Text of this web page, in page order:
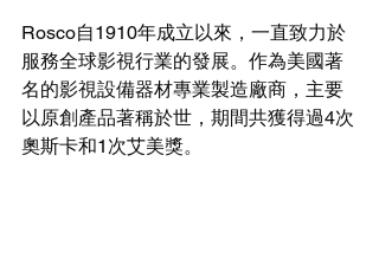
Rosco自1910年成立以來，一直致力於
服務全球影視行業的發展。作為美國著
名的影視設備器材專業製造廠商，主要
以原創產品著稱於世，期間共獲得過4次
奧斯卡和1次艾美獎。